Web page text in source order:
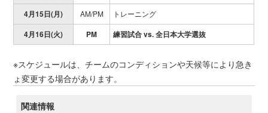
4月15日(月) AM/PM トレーニング
4月16日(火) PM 練習試合 vs. 全日本大学選抜
※スケジュールは、チームのコンディションや天候等により急き
ょ変更する場合があります。
関連情報